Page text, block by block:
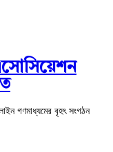
গণমাধ্যমের বৃহৎ সংগঠন